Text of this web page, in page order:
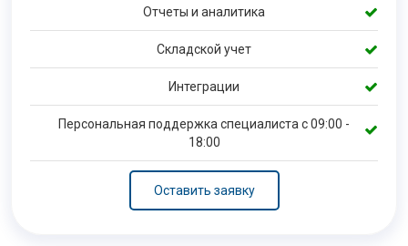
Отчеты и аналитика
Складской учет
Интеграции
Персональная поддержка специалиста с 09:00 -
18:00
Оставить заявку